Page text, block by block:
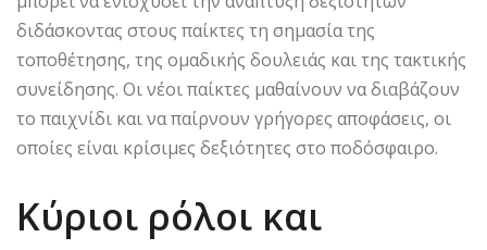
διδάσκοντας στους παίκτες τη σημασία της
τοποθέτησης, της ομαδικής δουλειάς και της τακτικής
συνείδησης. Οι νέοι παίκτες μαθαίνουν να διαβάζουν
το παιχνίδι και να παίρνουν γρήγορες αποφάσεις, οι
οποίες είναι κρίσιμες δεξιότητες στο ποδόσφαιρο.
Κύριοι ρόλοι και